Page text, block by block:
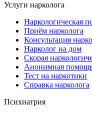
Услуги нарколога
Наркологическая
Приём нарколога
Консультация
Нарколог на дом
Скорая
Анонимная
Тест на наркотики
Справка нарколога
Психиатрия